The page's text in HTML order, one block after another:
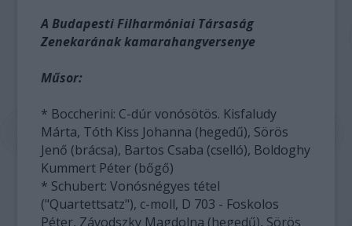
A Budapesti Filharmóniai Társaság
Zenekarának kamarahangversenye
Műsor:
* Boccherini: C-dúr vonósötös. Kisfaludy
Márta, Tóth Kiss Johanna (hegedű), Sörös
Jenő (brácsa), Bartos Csaba (cselló), Boldoghy
Kummert Péter (bőgő)
* Schubert: Vonósnégyes tétel
("Quartettsatz"), c-moll, D 703 - Foskolos
Péter, Závodszky Magdolna (hegedű), Sörös